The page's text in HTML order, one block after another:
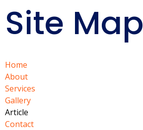
Site Map
Home
About
Services
Gallery
Article
Contact